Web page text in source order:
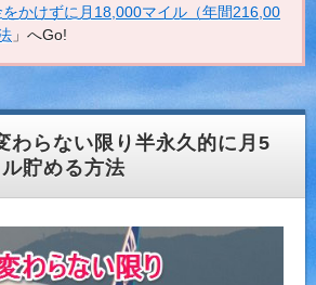
かけずに月18,000マイル（年間216,00
」へGo!
わらない限り半永久的に月5
貯める方法